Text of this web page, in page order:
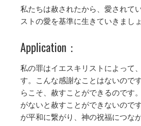
私たちは赦されたから、愛されて
ストの愛を基準に生きていきましょ
Application：
私の罪はイエスキリストによって
す。こんな感謝なことはないので
らこそ、赦すことができるのです
がないと赦すことができないので
が平和に繋がり、神の祝福につな